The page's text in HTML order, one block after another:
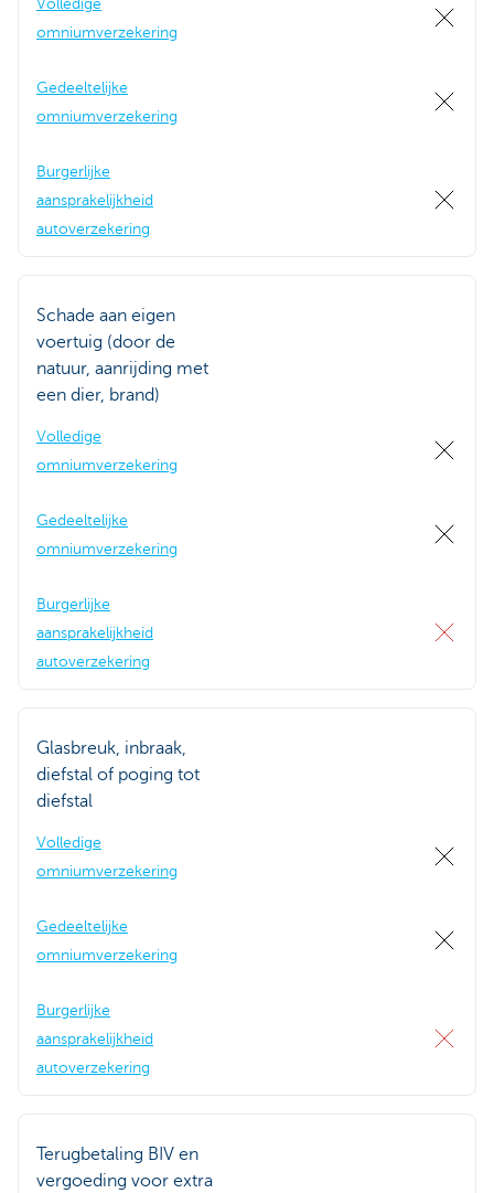
Volledige
omniumverzekering
Gedeeltelijke
omniumverzekering
Burgerlijke
aansprakelijkheid
autoverzekering
Schade aan eigen
voertuig (door de
natuur, aanrijding met
een dier, brand)
Volledige
omniumverzekering
Gedeeltelijke
omniumverzekering
Burgerlijke
aansprakelijkheid
autoverzekering
Glasbreuk, inbraak,
diefstal of poging tot
diefstal
Volledige
omniumverzekering
Gedeeltelijke
omniumverzekering
Burgerlijke
aansprakelijkheid
autoverzekering
Terugbetaling BIV en
vergoeding voor extra